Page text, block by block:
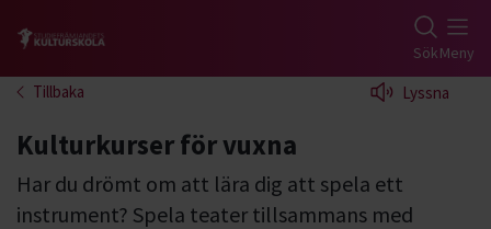
Gå till studiefrämjandets startsida SökMeny
Tillbaka Lyssna
Kulturkurser för vuxna
Har du drömt om att lära dig att spela ett
instrument? Spela teater tillsammans med